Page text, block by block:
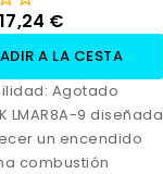
17,24 €
A LA CESTA
Agotado
LMAR8A-9 diseñada
un encendido
combustión